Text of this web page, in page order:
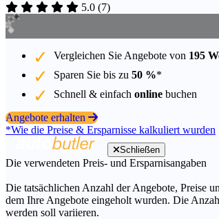
5.0 (7)
Vergleichen Sie Angebote von 195
Sparen Sie bis zu 50 %*
Schnell & einfach online buchen
Angebote erhalten
*Wie die Preise & Ersparnisse kalkuliert wurden
Schließen
Die verwendeten Preis- und Ersparnisangaben
Die tatsächlichen Anzahl der Angebote, Preise
dem Ihre Angebote eingeholt wurden. Die
werden soll variieren.